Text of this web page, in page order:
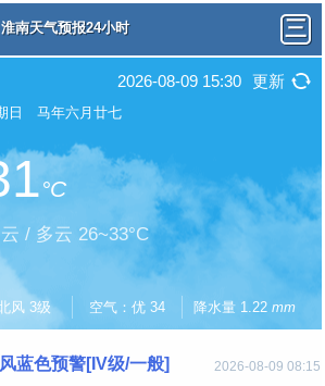
淮南天气预报24小时
2026-08-09 15:30 更新
日 马年六月廿七
°C
/ 多云 26~33°C
风 3级 空气：优 34 降水量 1.22 mm
2026-08-09 08:15
蓝色预警[IV级/一般]